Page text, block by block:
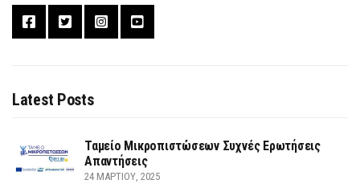
Latest Posts
Ταμείο Μικροπιστώσεων Συχνές Ερωτήσεις
Απαντήσεις
24 ΜΑΡΤΊΟΥ, 2025